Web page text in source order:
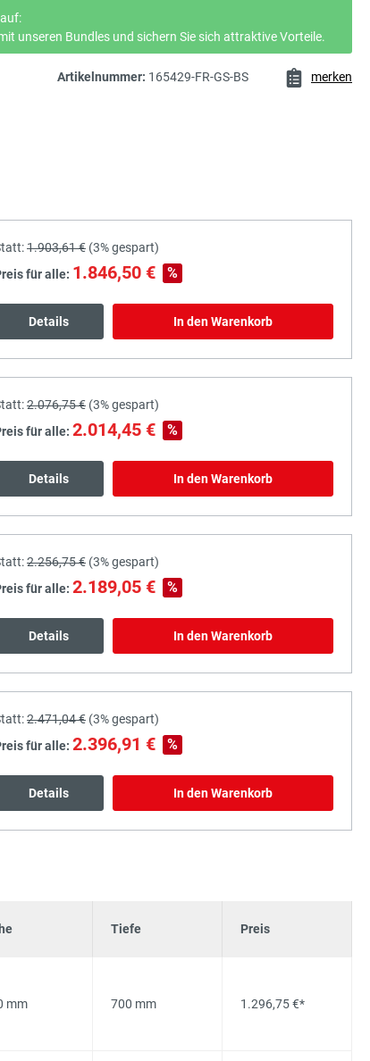
unseren Bundles und sichern Sie sich attraktive Vorteile.
Artikelnummer: 165429-FR-GS-BS merken
1.903,61 € (3%gespart)
für alle: 1.846,50 € %
Details In den Warenkorb
2.076,75 € (3%gespart)
für alle: 2.014,45 € %
Details In den Warenkorb
2.256,75 € (3%gespart)
für alle: 2.189,05 € %
Details In den Warenkorb
2.471,04 € (3%gespart)
für alle: 2.396,91 € %
Details In den Warenkorb
Tiefe Preis
mm 700 mm 1.296,75 €*